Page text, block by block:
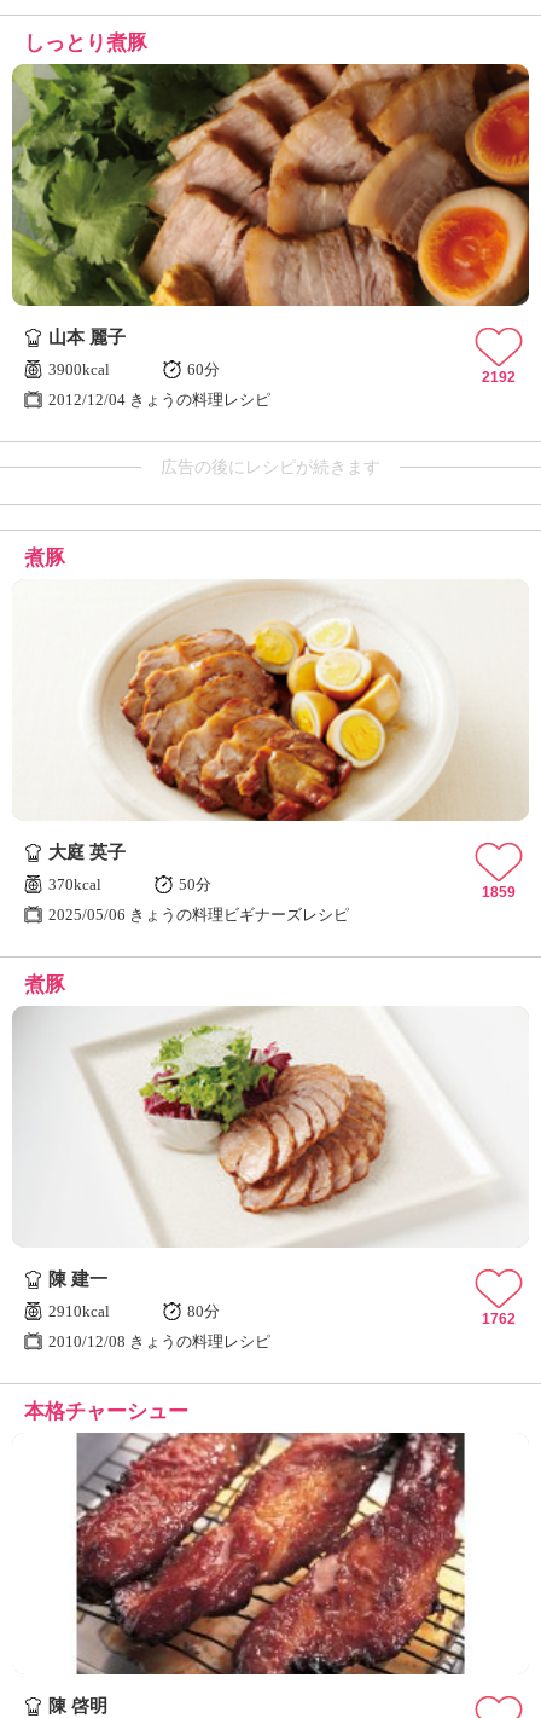
しっとり煮豚
山本 麗子
3900kcal
60分
2012/12/04 きょうの料理レシピ
2192
広告の後にレシピが続きます
煮豚
大庭 英子
370kcal
50分
2025/05/06 きょうの料理ビギナーズレシピ
1859
煮豚
陳 建一
2910kcal
80分
2010/12/08 きょうの料理レシピ
1762
本格チャーシュー
陳 啓明